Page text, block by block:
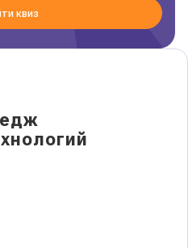
квиз